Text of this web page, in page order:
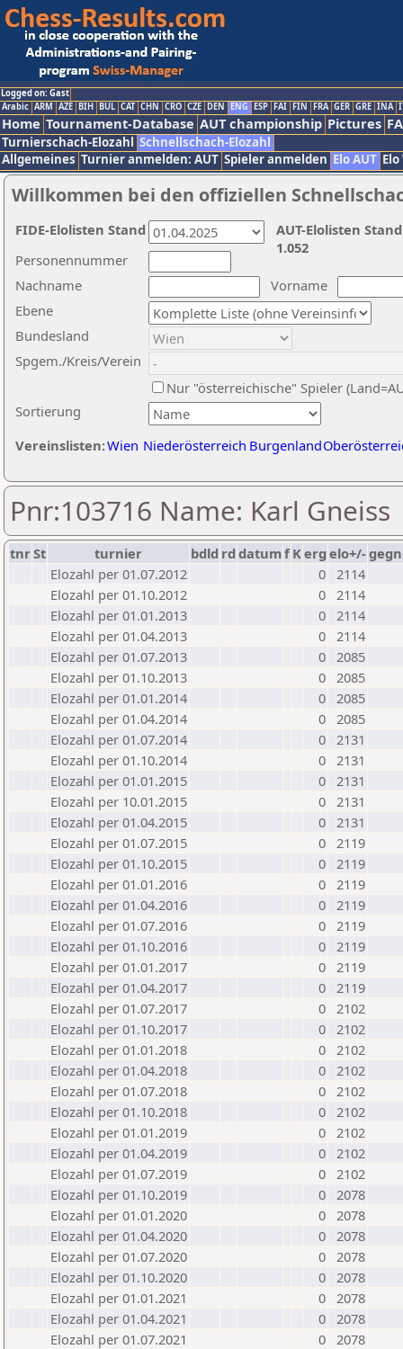
Logged on: Gast
Arabic ARM AZE BIH BUL CAT CHN CRO CZE DEN ENG ESP FAI FIN FRA GER GRE INA
Home Tournament-Database AUT championship Pictures
Turnierschach-Elozahl Schnellschach-Elozahl
Allgemeines Turnier anmelden: AUT Spieler anmelden Elo AUT
Willkommen bei den offiziellen
Nachname
Vorname
Ebene
Sortierung
Personennummer
Bundesland
Spgem./Kreis/Verein
Nur "österreichische" Spieler
Vereinslisten:Wien Niederösterreich Burgenland
AUT-Elolisten
1.052
FIDE-Elolisten Stand
Pnr:103716 Name: Karl Gneiss
tnrSt turnier bdld rd datumf Kerg elo+/-
Elozahl per 01.07.2012
0 2114
Elozahl per 01.10.2012
0 2114
Elozahl per 01.01.2013
0 2114
Elozahl per 01.04.2013
0 2114
Elozahl per 01.07.2013
0 2085
Elozahl per 01.10.2013
0 2085
Elozahl per 01.01.2014
0 2085
Elozahl per 01.04.2014
0 2085
Elozahl per 01.07.2014
0 2131
Elozahl per 01.10.2014
0 2131
Elozahl per 01.01.2015
0 2131
Elozahl per 10.01.2015
0 2131
Elozahl per 01.04.2015
0 2131
Elozahl per 01.07.2015
0 2119
Elozahl per 01.10.2015
0 2119
Elozahl per 01.01.2016
0 2119
Elozahl per 01.04.2016
0 2119
Elozahl per 01.07.2016
0 2119
Elozahl per 01.10.2016
0 2119
Elozahl per 01.01.2017
0 2119
Elozahl per 01.04.2017
0 2119
Elozahl per 01.07.2017
0 2102
Elozahl per 01.10.2017
0 2102
Elozahl per 01.01.2018
0 2102
Elozahl per 01.04.2018
0 2102
Elozahl per 01.07.2018
0 2102
Elozahl per 01.10.2018
0 2102
Elozahl per 01.01.2019
0 2102
Elozahl per 01.04.2019
0 2102
Elozahl per 01.07.2019
0 2102
Elozahl per 01.10.2019
0 2078
Elozahl per 01.01.2020
0 2078
Elozahl per 01.04.2020
0 2078
Elozahl per 01.07.2020
0 2078
Elozahl per 01.10.2020
0 2078
Elozahl per 01.01.2021
0 2078
Elozahl per 01.04.2021
0 2078
Elozahl per 01.07.2021
0 2078